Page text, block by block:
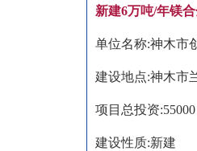
新建6万吨/年镁
单位名称:神木市
建设地点:神木市
项目总投资:55000
建设性质:新建